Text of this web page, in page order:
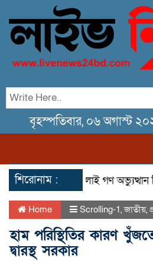
বৃহস্পতিবার, ০৬ অগাস্ট
শিরোনাম :
জুলাই গণ অভ্যুত্থান দিবস-
Home Scrolling-1,জাতীয়,
হাম পরিস্থিতির কারণ খুঁজতে
দ্বারস্থ সরকার